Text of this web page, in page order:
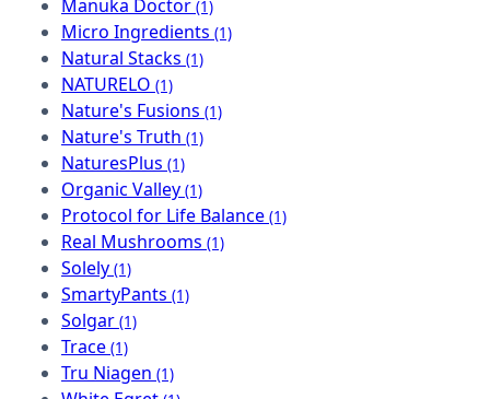
Manuka Doctor (1)
Micro Ingredients (1)
Natural Stacks (1)
NATURELO (1)
Nature's Fusions (1)
Nature's Truth (1)
NaturesPlus (1)
Organic Valley (1)
Protocol for Life Balance (1)
Real Mushrooms (1)
Solely (1)
SmartyPants (1)
Solgar (1)
Trace (1)
Tru Niagen (1)